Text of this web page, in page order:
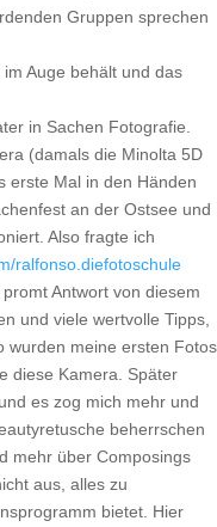
Gruppen sprechen
Auge behält und das
in Sachen Fotografie.
(damals die Minolta 5D
erste Mal in den Händen
an der Ostsee und
Also fragte ich
ralfonso.diefotoschule
Antwort von diesem
und viele wertvolle Tipps,
wurden meine ersten Fotos
diese Kamera. Später
es zog mich mehr und
beherrschen
mehr über Composings
aus, alles zu
bietet. Hier